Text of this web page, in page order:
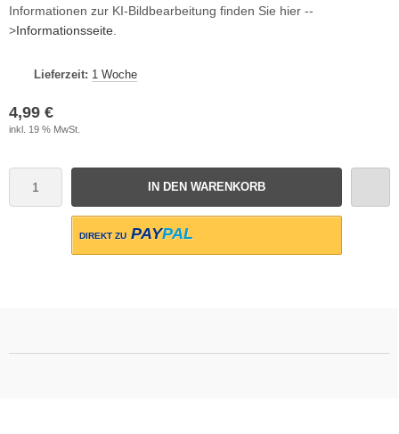
Informationen zur KI-Bildbearbeitung finden Sie hier --
>Informationsseite
Lieferzeit: 1 Woche
4,99 €
inkl. 19 % MwSt.
IN DEN WARENKORB
DIREKT ZU PAYPAL